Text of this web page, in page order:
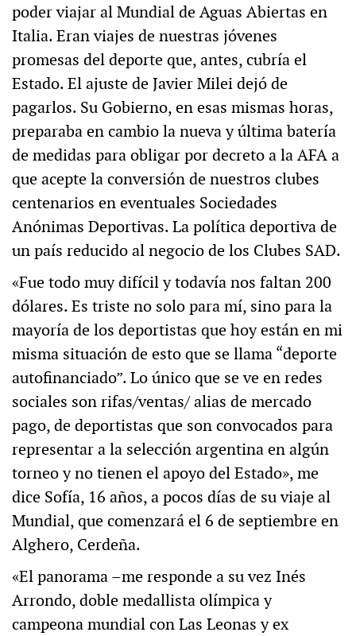
poder viajar al Mundial de Aguas Abiertas en
Italia. Eran viajes de nuestras jóvenes
promesas del deporte que, antes, cubría el
Estado. El ajuste de Javier Milei dejó de
pagarlos. Su Gobierno, en esas mismas horas,
preparaba en cambio la nueva y última batería
de medidas para obligar por decreto a la AFA a
que acepte la conversión de nuestros clubes
centenarios en eventuales Sociedades
Anónimas Deportivas. La política deportiva de
un país reducido al negocio de los Clubes SAD.
«Fue todo muy difícil y todavía nos faltan 200
dólares. Es triste no solo para mí, sino para la
mayoría de los deportistas que hoy están en mi
misma situación de esto que se llama “deporte
autofinanciado”. Lo único que se ve en redes
sociales son rifas/ventas/ alias de mercado
pago, de deportistas que son convocados para
representar a la selección argentina en algún
torneo y no tienen el apoyo del Estado», me
dice Sofía, 16 años, a pocos días de su viaje al
Mundial, que comenzará el 6 de septiembre en
Alghero, Cerdeña.
«El panorama –me responde a su vez Inés
Arrondo, doble medallista olímpica y
campeona mundial con Las Leonas y ex